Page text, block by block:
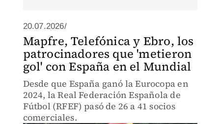
20.07.2026/
Mapfre, Telefónica y Ebro, los
patrocinadores que 'metieron
gol' con España en el Mundial
Desde que España ganó la Eurocopa en
2024, la Real Federación Española de
Fútbol (RFEF) pasó de 26 a 41 socios
comerciales.